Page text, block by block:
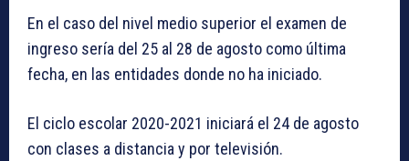
En el caso del nivel medio superior el examen de
ingreso sería del 25 al 28 de agosto como última
fecha, en las entidades donde no ha iniciado.
El ciclo escolar 2020-2021 iniciará el 24 de agosto
con clases a distancia y por televisión.